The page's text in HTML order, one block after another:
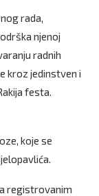
rada,
njenoj
radnih
kroz jedinstven i
festa.
koje se
registrovanim